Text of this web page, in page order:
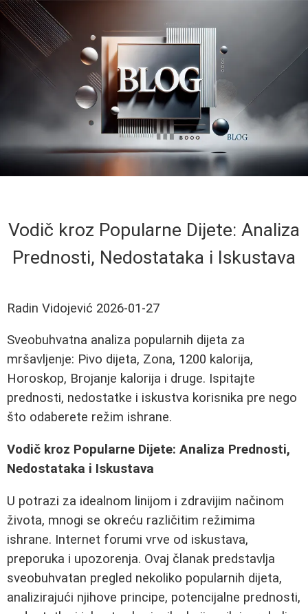
Vodič kroz Popularne Dijete: Analiza
Prednosti, Nedostataka i Iskustava
Radin Vidojević 2026-01-27
Sveobuhvatna analiza popularnih dijeta za
mršavljenje: Pivo dijeta, Zona, 1200 kalorija,
Horoskop, Brojanje kalorija i druge. Ispitajte
prednosti, nedostatke i iskustva korisnika pre nego
što odaberete režim ishrane.
Vodič kroz Popularne Dijete: Analiza Prednosti,
Nedostataka i Iskustava
U potrazi za idealnom linijom i zdravijim načinom
života, mnogi se okreću različitim režimima
ishrane. Internet forumi vrvе od iskustava,
preporuka i upozorenja. Ovaj članak predstavlja
sveobuhvatan pregled nekoliko popularnih dijeta,
analizirajući njihove principe, potencijalne prednosti,